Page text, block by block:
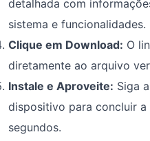
detalhada com
sistema e funcionalidades.
Clique em Download: O
diretamente ao arquivo
Instale e Aproveite: Siga
dispositivo para concluir
segundos.